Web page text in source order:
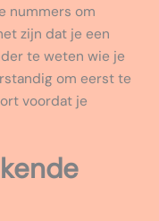
nummers om
zijn dat je een
te weten wie je
om eerst te
voordat je